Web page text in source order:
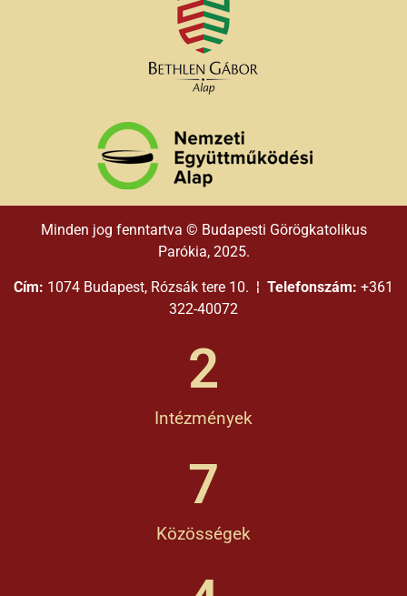
Minden jog fenntartva © Budapesti Görögkatolikus
Parókia, 2025.
Cím: 1074 Budapest, Rózsák tere 10. ¦ Telefonszám: +361
322-40072
Intézmények
2
Közösségek
7